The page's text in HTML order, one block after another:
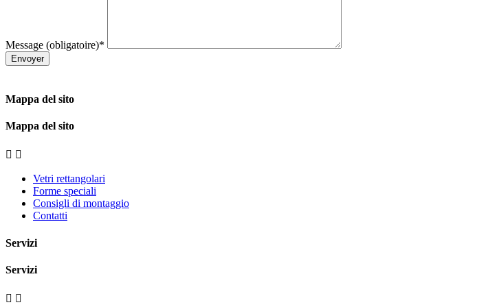
Message (obligatoire)*
Mappa del sito
Mappa del sito
 
Vetri rettangolari
Forme speciali
Consigli di montaggio
Contatti
Servizi
Servizi
 